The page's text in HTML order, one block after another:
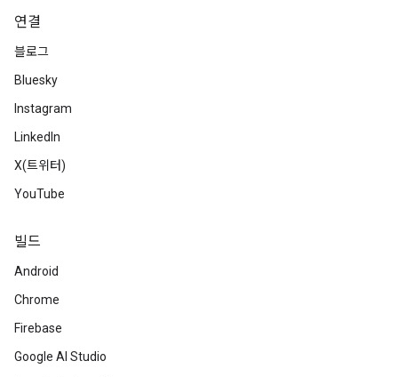
연결
블로그
Bluesky
Instagram
LinkedIn
X(트위터)
YouTube
빌드
Android
Chrome
Firebase
Google AI Studio